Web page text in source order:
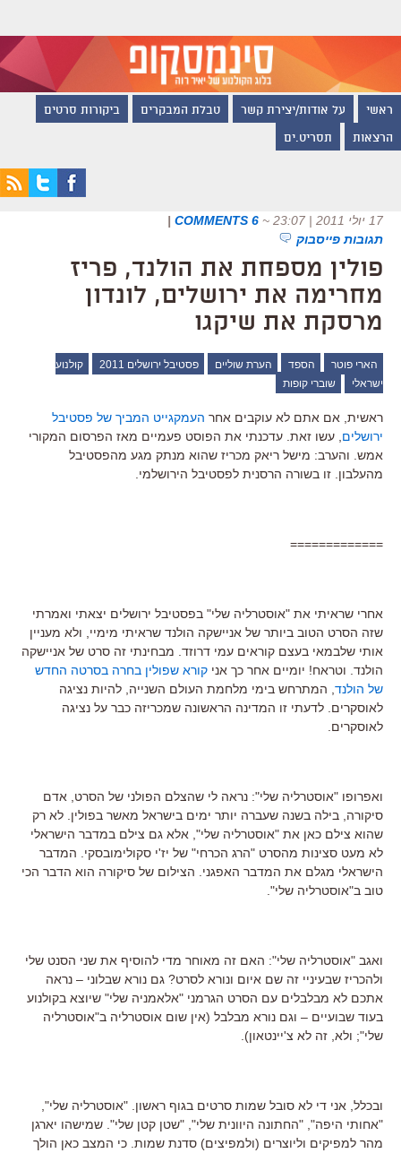
ראשי על אודות/יצירת קשר טבלת המבקרים ביקורות סרטים
הרצאות תסריט.ים
17 יולי 2011 | 23:07 ~
6 COMMENTS
|
תגובות פייסבוק
פולין מספחת את הולנד, פריז
מחרימה את ירושלים, לונדון
מרסקת את שיקגו
הארי פוטר הספד הערת שוליים פסטיבל ירושלים 2011
קולנוע
ישראלי
שוברי קופות
ראשית, אם אתם לא עוקבים אחר העמקגייט המביך של פסטיבל
ירושלים , עשו זאת. עדכנתי את הפוסט פעמיים מאז הפרסום המקורי
אמש. והערב: מישל ריאק מכריז שהוא מנתק מגע מהפסטיבל
מהעלבון. זו בשורה הרסנית לפסטיבל הירושלמי.
=============
אחרי שראיתי את "אוסטרליה שלי" בפסטיבל ירושלים יצאתי ואמרתי
שזה הסרט הטוב ביותר של אניישקה הולנד שראיתי מימיי, ולא מעניין
אותי שלבמאי בעצם קוראים עמי דרוזד. מבחינתי זה סרט של אניישקה
הולנד. וטראח! יומיים אחר כך אני קורא שפולין בחרה בסרטה החדש
של הולנד , המתרחש בימי מלחמת העולם השנייה, להיות נציגה
לאוסקרים. לדעתי זו המדינה הראשונה שמכריזה כבר על נציגה
לאוסקרים.
ואפרופו "אוסטרליה שלי": נראה לי שהצלם הפולני של הסרט, אדם
סיקורה, בילה בשנה שעברה יותר ימים בישראל מאשר בפולין. לא רק
שהוא צילם כאן את "אוסטרליה שלי", אלא גם צילם במדבר הישראלי
לא מעט סצינות מהסרט "הרג הכרחי" של יז'י סקולימובסקי. המדבר
הישראלי מגלם את המדבר האפגני. הצילום של סיקורה הוא הדבר הכי
טוב ב"אוסטרליה שלי".
ואגב "אוסטרליה שלי": האם זה מאוחר מדי להוסיף את שני הסנט שלי
ולהכריז שבעיניי זה שם איום ונורא לסרט? גם נורא שבלוני – נראה
אתכם לא מבלבלים עם הסרט הגרמני "אלאמניה שלי" שיוצא בקולנוע
בעוד שבועיים – וגם נורא מבלבל (אין שום אוסטרליה ב"אוסטרליה
שלי"; ולא, זה לא צ'יינטאון).
ובכלל, אני די לא סובל שמות סרטים בגוף ראשון. "אוסטרליה שלי",
"אחותי היפה", "החתונה היוונית שלי", "שטן קטן שלי". שמישהו יארגן
מהר למפיקים וליוצרים (ולמפיצים) סדנת שמות. כי המצב כאן הולך